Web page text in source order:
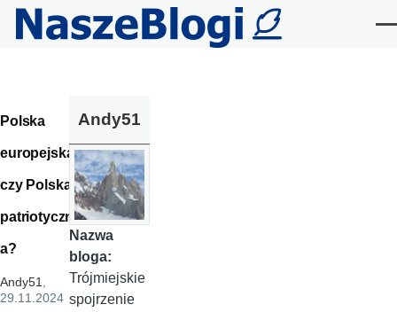
Przejdź do treści
Polska
europejska
czy Polska
patriotyczn
a?
Andy51,
29.11.2024
Andy51
Nazwa
bloga:
Trójmiejskie
spojrzenie